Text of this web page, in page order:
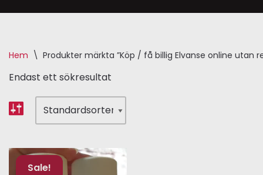
Hem \ Produkter märkta ”Köp / få billig Elvanse online utan
Endast ett sökresultat
Sale!